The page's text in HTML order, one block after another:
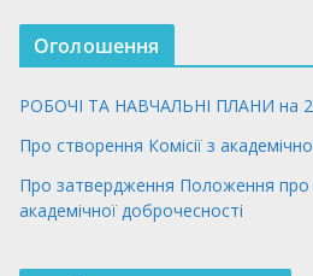
Оголошення
РОБОЧІ ТА НАВЧАЛЬНІ ПЛАНИ на
Про створення Комісії з
Про затвердження Положення про
академічної доброчесності